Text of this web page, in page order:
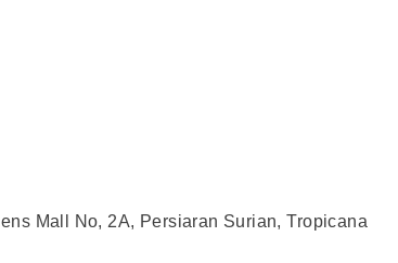
Mall No, 2A, Persiaran Surian, Tropicana